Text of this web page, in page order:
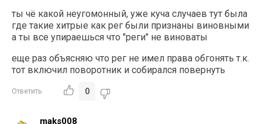
ты чё какой неугомонный, уже куча случаев тут была
где такие хитрые как рег были признаны виновными
а ты все упираешься что "реги" не виноваты
еще раз объясняю что рег не имел права обгонять т.к.
тот включил поворотник и собирался повернуть
Ответить 0
maks008